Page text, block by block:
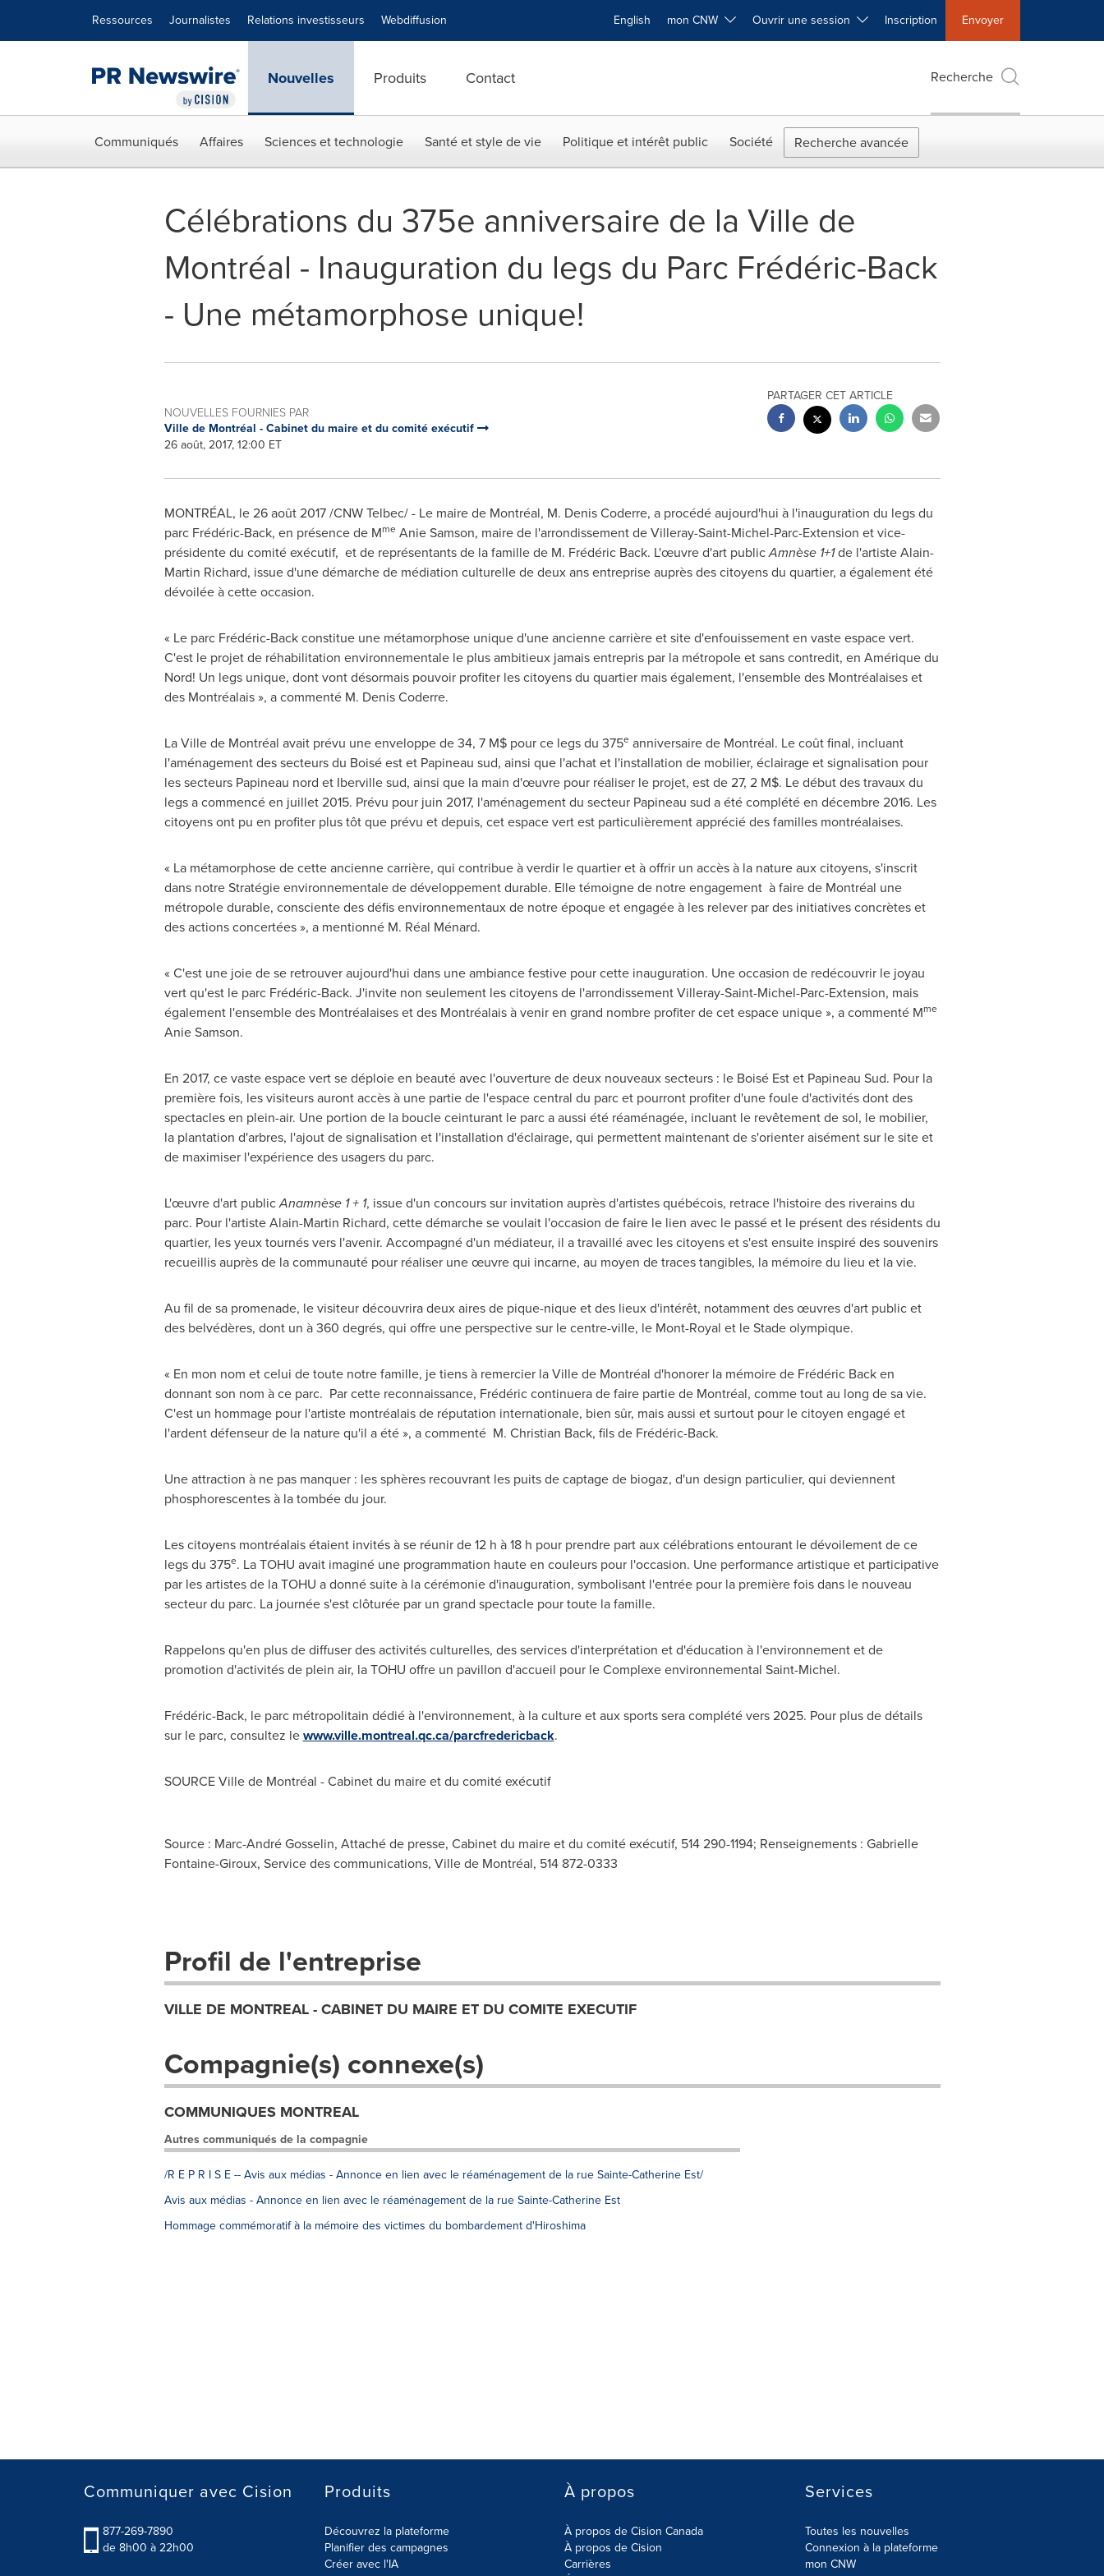
Ressources Journalistes Relations investisseurs Webdiffusion English mon CNW Ouvrir une session Inscription Envoyer
Nouvelles Produits Contact Recherche
Communiqués Affaires Sciences et technologie Santé et style de vie Politique et intérêt public Société Recherche avancée
Célébrations du 375e anniversaire de la Ville de
Montréal - Inauguration du legs du Parc Frédéric-Back
- Une métamorphose unique!
NOUVELLES FOURNIES PAR
Ville de Montréal - Cabinet du maire et du comité exécutif
26 août, 2017, 12:00 ET
PARTAGER CET ARTICLE
MONTRÉAL, le 26 août 2017 /CNW Telbec/ - Le maire de Montréal, M. Denis Coderre, a procédé aujourd'hui à l'inauguration du legs du
parc Frédéric-Back, en présence de Mme Anie Samson, maire de l'arrondissement de Villeray-Saint-Michel-Parc-Extension et vice-
présidente du comité exécutif, et de représentants de la famille de M. Frédéric Back. L'œuvre d'art publicAmnèse 1+1de l'artisteAlain-
Martin Richard, issue d'une démarche de médiation culturelle de deux ans entreprise auprès des citoyens du quartier, a également été
dévoilée à cette occasion.
« Le parc Frédéric-Back constitue une métamorphose unique d'une ancienne carrière et site d'enfouissement en vaste espace vert.
C'est le projet de réhabilitation environnementale le plus ambitieux jamais entrepris par la métropole et sans contredit, en Amérique du
Nord! Un legs unique, dont vont désormais pouvoir profiter les citoyens du quartier mais également, l'ensemble des Montréalaises et
des Montréalais », a commenté M. Denis Coderre.
La Ville de Montréal avait prévu une enveloppe de 34, 7 M$ pour ce legs du 375eanniversaire de Montréal. Le coût final, incluant
l'aménagement des secteurs du Boisé est et Papineau sud, ainsi que l'achat et l'installation de mobilier, éclairage et signalisation pour
les secteurs Papineau nord et Ibervillesud, ainsi que la main d'œuvre pour réaliser le projet, est de 27, 2 M$. Le début des travaux du
legs a commencé en juillet 2015. Prévu pour juin 2017, l'aménagement du secteur Papineau sud a été complété en décembre 2016. Les
citoyens ont pu en profiter plus tôt que prévu et depuis, cet espace vert est particulièrement apprécié des familles montréalaises.
« La métamorphose de cette ancienne carrière, qui contribue à verdir le quartier et à offrir un accès à la nature aux citoyens, s'inscrit
dans notre Stratégie environnementale de développement durable. Elle témoigne de notre engagement à faire de Montréal une
métropole durable, consciente des défis environnementaux de notre époque et engagée à les relever par des initiatives concrètes et
des actions concertées », a mentionné M. Réal Ménard.
« C'est une joie de se retrouver aujourd'hui dans une ambiance festive pour cette inauguration. Une occasion de redécouvrir le joyau
vert qu'est le parc Frédéric-Back. J'invite non seulement les citoyens de l'arrondissement Villeray-Saint-Michel-Parc-Extension, mais
également l'ensemble des Montréalaises et des Montréalais à venir en grand nombre profiter de cet espace unique », a commenté Mme
Anie Samson.
En 2017, ce vaste espace vert se déploie en beauté avec l'ouverture de deux nouveaux secteurs : le Boisé Est et Papineau Sud. Pour la
première fois, les visiteurs auront accès à une partie de l'espace central du parc et pourront profiter d'une foule d'activités dont des
spectacles en plein-air. Une portion de la boucle ceinturant le parc a aussi été réaménagée, incluant le revêtement de sol, le mobilier,
la plantation d'arbres, l'ajout de signalisation et l'installation d'éclairage, qui permettent maintenant de s'orienter aisément sur le site et
de maximiser l'expérience des usagers du parc.
L'œuvre d'art publicAnamnèse 1 + 1, issue d'un concours sur invitation auprès d'artistes québécois, retrace l'histoire des riverains du
parc. Pour l'artisteAlain-Martin Richard, cette démarche se voulait l'occasion de faire le lien avec le passé et le présent des résidents du
quartier, les yeux tournés vers l'avenir. Accompagné d'un médiateur, il a travaillé avec les citoyens et s'est ensuite inspiré des souvenirs
recueillis auprès de la communauté pour réaliser une œuvre qui incarne, au moyen de traces tangibles, la mémoire du lieu et la vie.
Au fil de sa promenade, le visiteur découvrira deux aires de pique-nique et des lieux d'intérêt, notamment des œuvres d'art public et
des belvédères, dont un à 360 degrés, qui offre une perspective sur le centre-ville, le Mont-Royal et le Stade olympique.
« En mon nom et celui de toute notre famille, je tiens à remercier la Ville de Montréal d'honorer la mémoire de Frédéric Back en
donnant son nom à ce parc. Par cette reconnaissance, Frédéric continuera de faire partie de Montréal, comme tout au long de sa vie.
C'est un hommage pour l'artiste montréalais de réputation internationale, bien sûr, mais aussi et surtout pour le citoyen engagé et
l'ardent défenseur de la nature qu'il a été », a commenté M. Christian Back, fils de Frédéric-Back.
Une attraction à ne pas manquer : les sphères recouvrant les puits de captage de biogaz, d'un design particulier, qui deviennent
phosphorescentes à la tombée du jour.
Les citoyens montréalais étaient invités à se réunir de 12 h à 18 h pour prendre part aux célébrations entourant le dévoilement de ce
legs du 375e. La TOHU avait imaginé une programmation haute en couleurs pour l'occasion. Une performance artistique et participative
par les artistes de la TOHU a donné suite à la cérémonie d'inauguration, symbolisant l'entrée pour la première fois dans le nouveau
secteur du parc. La journée s'est clôturée par un grand spectacle pour toute la famille.
Rappelons qu'en plus de diffuser des activités culturelles, des services d'interprétation et d'éducation à l'environnement et de
promotion d'activités de plein air, la TOHU offre un pavillon d'accueil pour le Complexe environnemental Saint-Michel.
Frédéric-Back, le parc métropolitain dédié à l'environnement, à la culture et aux sports sera complété vers 2025. Pour plus de détails
sur le parc, consultez lewww.ville.montreal.qc.ca/parcfredericback.
SOURCE Ville de Montréal - Cabinet du maire et du comité exécutif
Source : Marc-André Gosselin, Attaché de presse, Cabinet du maire et du comité exécutif, 514 290-1194; Renseignements : Gabrielle
Fontaine-Giroux, Service des communications, Ville de Montréal, 514 872-0333
Profil de l'entreprise
VILLE DE MONTREAL - CABINET DU MAIRE ET DU COMITE EXECUTIF
Compagnie(s) connexe(s)
COMMUNIQUES MONTREAL
Autres communiqués de la compagnie
/R E P R I S E -- Avis aux médias - Annonce en lien avec le réaménagement de la rue Sainte-Catherine Est/
Avis aux médias - Annonce en lien avec le réaménagement de la rue Sainte-Catherine Est
Hommage commémoratif à la mémoire des victimes du bombardement d'Hiroshima
Communiquer avec Cision
877-269-7890
de 8h00 à 22h00
Produits
Découvrez la plateforme
Planifier des campagnes
Créer avec l'IA
À propos
À propos de Cision Canada
À propos de Cision
Carrières
Services
Toutes les nouvelles
Connexion à la plateforme
mon CNW